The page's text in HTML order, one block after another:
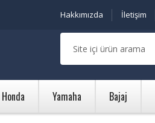
Hakkımızda İletişim
Honda Yamaha Bajaj